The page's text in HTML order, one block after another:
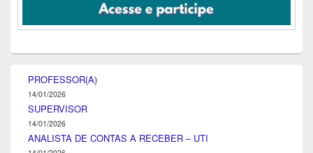
PROFESSOR(A)
14/01/2026
SUPERVISOR
14/01/2026
ANALISTA DE CONTAS A RECEBER – UTI